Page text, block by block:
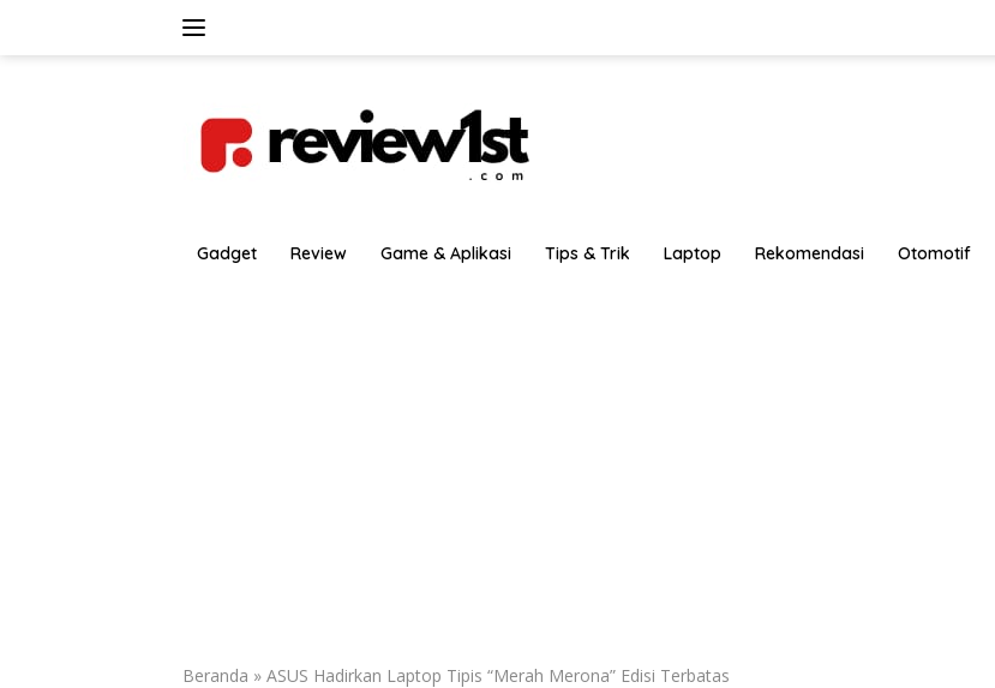
Gadget Review Game & Aplikasi Tips & Trik Laptop Rekomendasi Otomotif
Beranda » ASUS Hadirkan Laptop Tipis “Merah Merona” Edisi Terbatas